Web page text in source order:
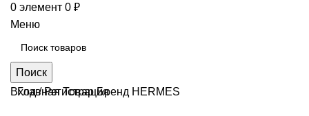
0 элемент 0 ₽
Меню
Поиск
Вход / Регистрация
ГлавнаяТовар Бренд HERMES